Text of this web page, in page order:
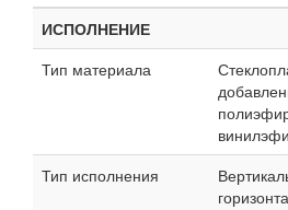
ИСПОЛНЕНИЕ
Тип материала
Тип исполнения